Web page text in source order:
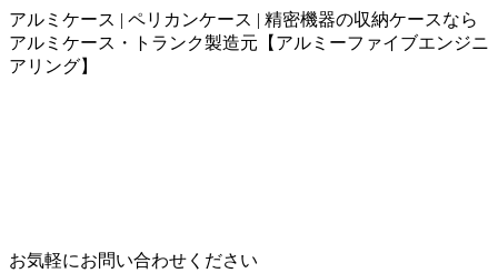
アルミケース | ペリカンケース | 精密機器の収納ケースなら
アルミケース・トランク製造元【アルミーファイブエンジニ
アリング】
お気軽にお問い合わせください